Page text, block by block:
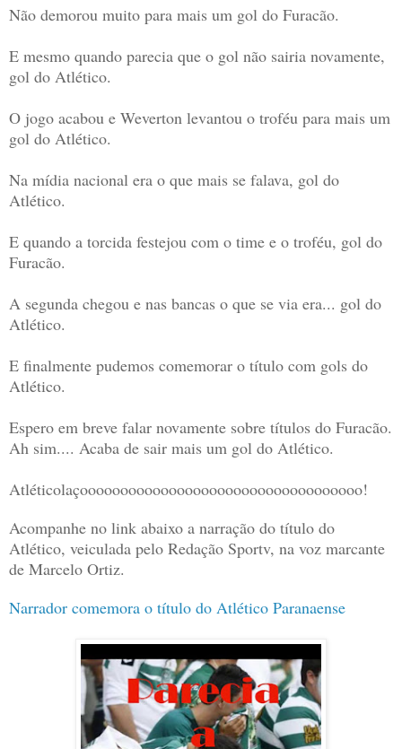
Não demorou muito para mais um gol do Furacão.
E mesmo quando parecia que o gol não sairia novamente,
gol do Atlético.
O jogo acabou e Weverton levantou o troféu para mais um
gol do Atlético.
Na mídia nacional era o que mais se falava, gol do
Atlético.
E quando a torcida festejou com o time e o troféu, gol do
Furacão.
A segunda chegou e nas bancas o que se via era... gol do
Atlético.
E finalmente pudemos comemorar o título com gols do
Atlético.
Espero em breve falar novamente sobre títulos do Furacão.
Ah sim.... Acaba de sair mais um gol do Atlético.
Atléticolaçooooooooooooooooooooooooooooooooooo!
Acompanhe no link abaixo a narração do título do
Atlético, veiculada pelo Redação Sportv, na voz marcante
de Marcelo Ortiz.
Narrador comemora o título do Atlético Paranaense